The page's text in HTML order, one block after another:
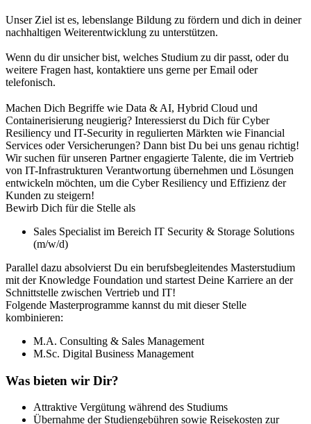
Unser Ziel ist es, lebenslange Bildung zu fördern und dich in deiner
nachhaltigen Weiterentwicklung zu unterstützen.
Wenn du dir unsicher bist, welches Studium zu dir passt, oder du
weitere Fragen hast, kontaktiere uns gerne per Email oder
telefonisch.
Machen Dich Begriffe wie Data & AI, Hybrid Cloud und
Containerisierung neugierig? Interessierst du Dich für Cyber
Resiliency und IT-Security in regulierten Märkten wie Financial
Services oder Versicherungen? Dann bist Du bei uns genau richtig!
Wir suchen für unseren Partner engagierte Talente, die im Vertrieb
von IT-Infrastrukturen Verantwortung übernehmen und Lösungen
entwickeln möchten, um die Cyber Resiliency und Effizienz der
Kunden zu steigern!
Bewirb Dich für die Stelle als
Sales Specialist im Bereich IT Security & Storage Solutions
(m/w/d)
Parallel dazu absolvierst Du ein berufsbegleitendes Masterstudium
mit der Knowledge Foundation und startest Deine Karriere an der
Schnittstelle zwischen Vertrieb und IT!
Folgende Masterprogramme kannst du mit dieser Stelle
kombinieren:
M.A. Consulting & Sales Management
M.Sc. Digital Business Management
Was bieten wir Dir?
Attraktive Vergütung während des Studiums
Übernahme der Studiengebühren sowie Reisekosten zur